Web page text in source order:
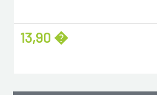
13,90 �